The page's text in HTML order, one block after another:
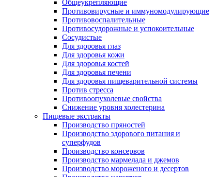
Общеукрепляющие
Противовирусные и иммуномодулирующие
Противовоспалительные
Противосудорожные и успокоительные
Сосудистые
Для здоровья глаз
Для здоровья кожи
Для здоровья костей
Для здоровья печени
Для здоровья пищеварительной системы
Против стресса
Противоопухолевые свойства
Снижение уровня холестерина
Пищевые экстракты
Производство пряностей
Производство здорового питания и
суперфудов
Производство консервов
Производство мармелада и джемов
Производство мороженого и десертов